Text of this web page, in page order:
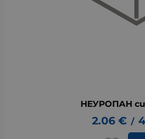
НЕУРОПАН
2.06 € /